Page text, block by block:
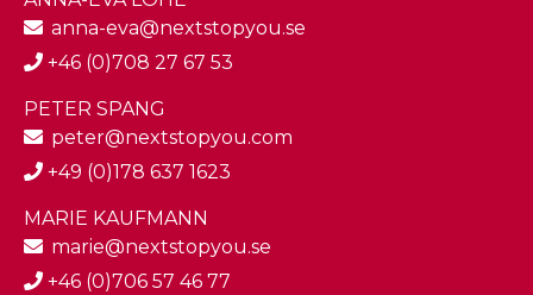
anna-eva@nextstopyou.se
+46 (0)708 27 67 53
PETER SPANG
peter@nextstopyou.com
+49 (0)178 637 1623
MARIE KAUFMANN
marie@nextstopyou.se
+46 (0)706 57 46 77